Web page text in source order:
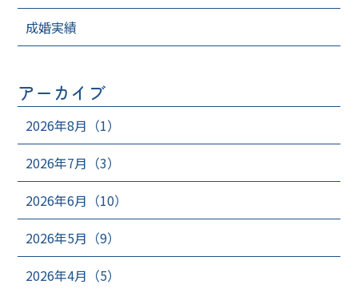
成婚実績
アーカイブ
2026年8月（1）
2026年7月（3）
2026年6月（10）
2026年5月（9）
2026年4月（5）